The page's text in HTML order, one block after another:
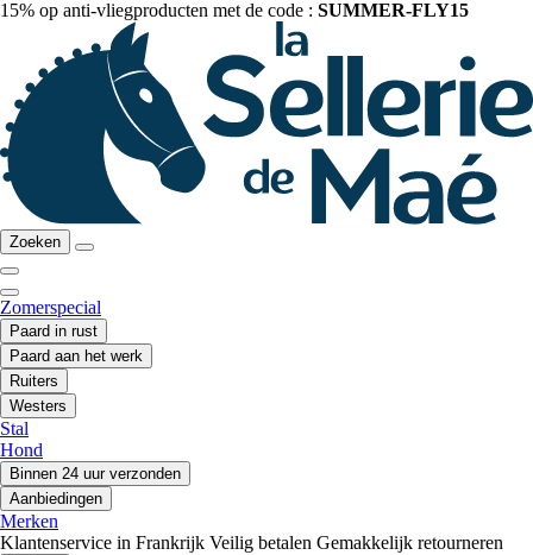
15% op anti-vliegproducten met de code : SUMMER-FLY15
Zoeken
Zomerspecial
Paard in rust
Paard aan het werk
Ruiters
Westers
Stal
Hond
Binnen 24 uur verzonden
Aanbiedingen
Merken
Klantenservice in Frankrijk Veilig betalen Gemakkelijk retourneren